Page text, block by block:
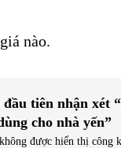
nào.
tiên nhận xét
cho nhà yến”
được hiển thị công